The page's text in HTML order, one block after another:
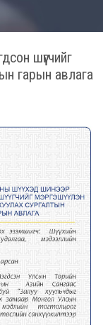
шүүгчийг
гарын авлага